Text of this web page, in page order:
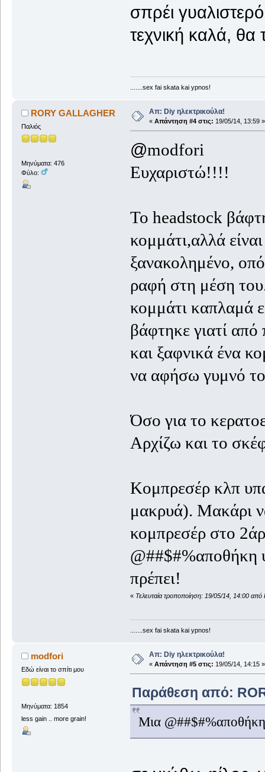
σπρέι
τεχνική καλά, θα
.......sex fai skata kai ypnos!
RORY GALLAGHER
Παλιός
Μηνύματα: 476
Φύλο:
Απ: Diy ηλεκτρικούλα!
« Απάντηση #4 στις: 19/05/14, 13:59 »
@modfori
Ευχαριστώ!!!!
Το headstock
κομμάτι,αλλά
ξανακολημένο,
ραφή στη μέση
κομμάτι καπλαμά
βάφτηκε γιατί από
και ξαφνικά ένα
να αφήσω γυμνό
Όσο για το
Αρχίζω και το
Κομπρεσέρ κλπ
μακρυά). Μακάρι
κομπρεσέρ στο
@##$#%αποθήκη
πρέπει!
« Τελευταία τροποποίηση: 19/05/14, 14:00
.......sex fai skata kai ypnos!
modfori
Εδώ είναι το σπίτι μου
Μηνύματα: 1854
less gain .. more grain!
Απ: Diy ηλεκτρικούλα!
« Απάντηση #5 στις: 19/05/14, 14:15 »
Παράθεση από:
Μια